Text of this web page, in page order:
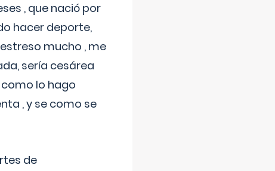
, que nació por
hacer deporte,
mucho , me
sería cesárea
lo hago
, y se como se
de